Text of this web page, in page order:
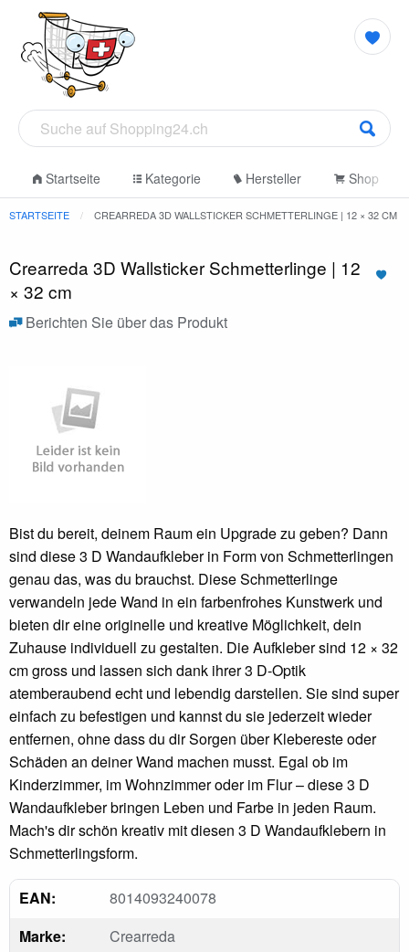
Startseite Kategorie Hersteller Shop
STARTSEITE CREARREDA 3D WALLSTICKER SCHMETTERLINGE | 12 × 32 CM
Crearreda 3D Wallsticker Schmetterlinge | 12
× 32 cm
Berichten Sie über das Produkt
Bist du bereit, deinem Raum ein Upgrade zu geben? Dann
sind diese 3 D Wandaufkleber in Form von Schmetterlingen
genau das, was du brauchst. Diese Schmetterlinge
verwandeln jede Wand in ein farbenfrohes Kunstwerk und
bieten dir eine originelle und kreative Möglichkeit, dein
Zuhause individuell zu gestalten. Die Aufkleber sind 12 × 32
cm gross und lassen sich dank ihrer 3 D-Optik
atemberaubend echt und lebendig darstellen. Sie sind super
einfach zu befestigen und kannst du sie jederzeit wieder
entfernen, ohne dass du dir Sorgen über Klebereste oder
Schäden an deiner Wand machen musst. Egal ob im
Kinderzimmer, im Wohnzimmer oder im Flur – diese 3 D
Wandaufkleber bringen Leben und Farbe in jeden Raum.
Mach's dir schön kreativ mit diesen 3 D Wandaufklebern in
Schmetterlingsform.
EAN:
8014093240078
Marke:
Crearreda